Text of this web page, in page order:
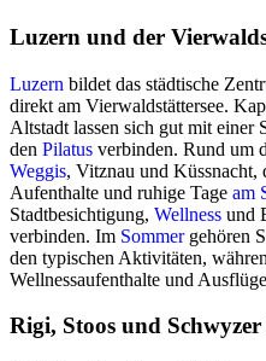
Luzern und der
Luzern bildet das städtische
direkt am Vierwaldstättersee.
Altstadt lassen sich gut mit
den Pilatus verbinden. Rund um
Weggis, Vitznau und Küssnacht,
Aufenthalte und ruhige Tage am
Stadtbesichtigung, Wellness und
verbinden. Im Sommergehören
den typischen Aktivitäten,
Wellnessaufenthalte und
Rigi, Stoos und